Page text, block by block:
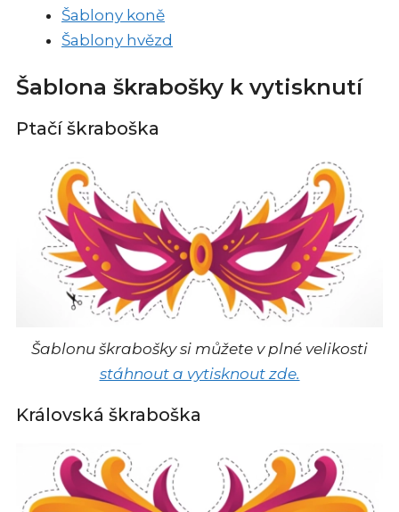
Šablony koně
Šablony hvězd
Šablona škrabošky k vytisknutí
Ptačí škraboška
Šablonu škrabošky si můžete v plné velikosti
stáhnout a vytisknout zde.
Královská škraboška